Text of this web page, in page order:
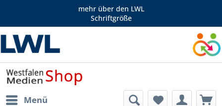
mehr über den LWL
Schriftgröße
Menü